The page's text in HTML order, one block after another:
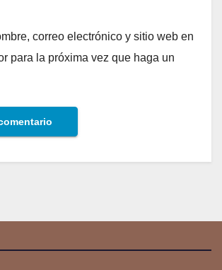
correo electrónico y sitio web en
para la próxima vez que haga un